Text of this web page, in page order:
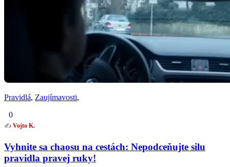
Pravidlá, Zaujímavosti,
0
✍️ Vojto K.
Vyhnite sa chaosu na cestách: Nepodceňujte silu
pravidla pravej ruky!